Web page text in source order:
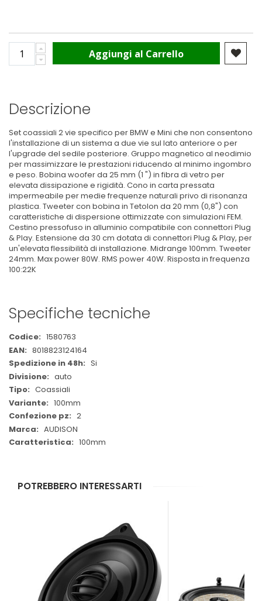
Aggiungi al Carrello
Descrizione
Set coassiali 2 vie specifico per BMW e Mini che non consentono
l'installazione di un sistema a due vie sul lato anteriore o per
l'upgrade del sedile posteriore. Gruppo magnetico al neodimio
per massimizzare le prestazioni riducendo al minimo ingombro
e peso. Bobina woofer da 25 mm (1 ") in fibra di vetro per
elevata dissipazione e rigidità. Cono in carta pressata
impermeabile per medie frequenze naturali privo di risonanza
plastica. Tweeter con bobina in Tetolon da 20 mm (0,8") con
caratteristiche di dispersione ottimizzate con simulazioni FEM.
Cestino pressofuso in alluminio compatibile con connettori Plug
& Play. Estensione da 30 cm dotata di connettori Plug & Play, per
un'elevata flessibilità di installazione. Midrange 100mm. Tweeter
24mm. Max power 80W. RMS power 40W. Risposta in frequenza
100:22K
Specifiche tecniche
Maggiori
Informazioni
1580763
8018823124164
Si
auto
Coassiali
100mm
2
AUDISON
100mm
POTREBBERO INTERESSARTI